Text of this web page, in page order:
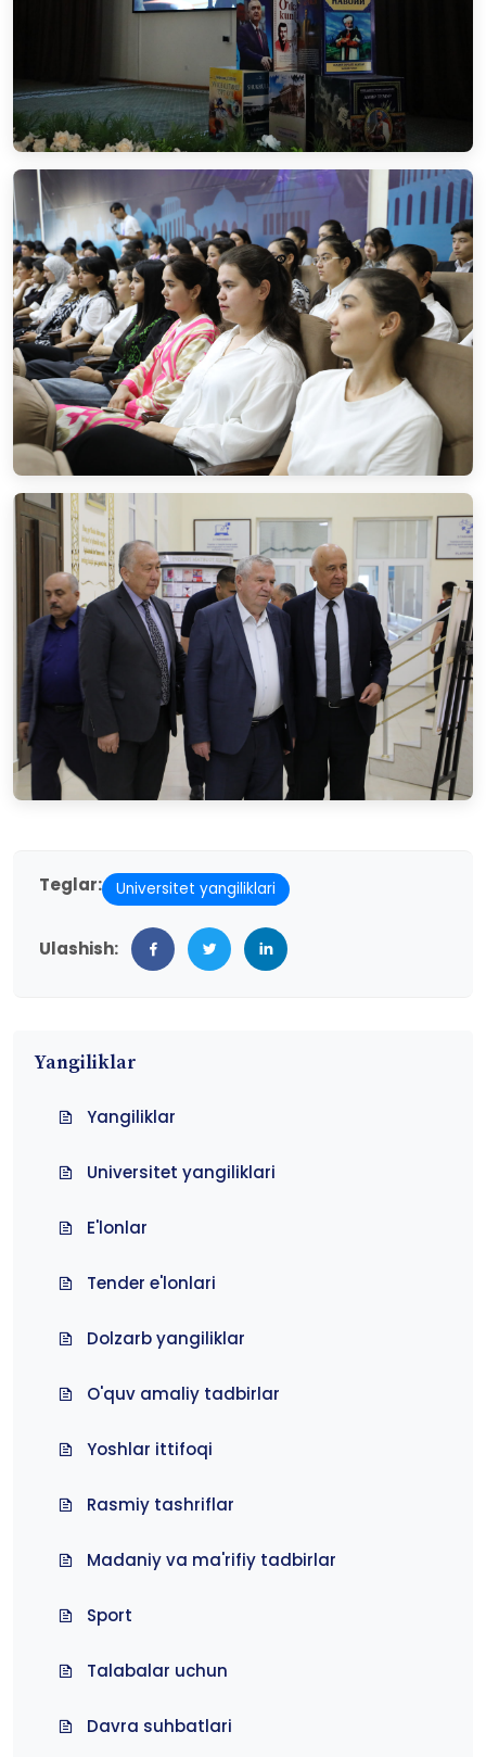
Teglar: Universitet yangiliklari
Ulashish:
Yangiliklar
Yangiliklar
Universitet yangiliklari
E'lonlar
Tender e'lonlari
Dolzarb yangiliklar
O'quv amaliy tadbirlar
Yoshlar ittifoqi
Rasmiy tashriflar
Madaniy va ma'rifiy tadbirlar
Sport
Talabalar uchun
Davra suhbatlari